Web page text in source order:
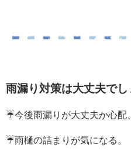
雨漏り対策は大丈夫でし
☔今後雨漏りが大丈夫か心配
☔雨樋の詰まりが気になる。